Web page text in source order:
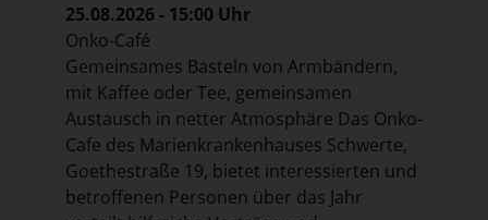
25.08.2026 - 15:00 Uhr
Onko-Café
Gemeinsames Basteln von Armbändern,
mit Kaffee oder Tee, gemeinsamen
Austausch in netter Atmosphäre Das Onko-
Cafe des Marienkrankenhauses Schwerte,
Goethestraße 19, bietet interessierten und
betroffenen Personen über das Jahr